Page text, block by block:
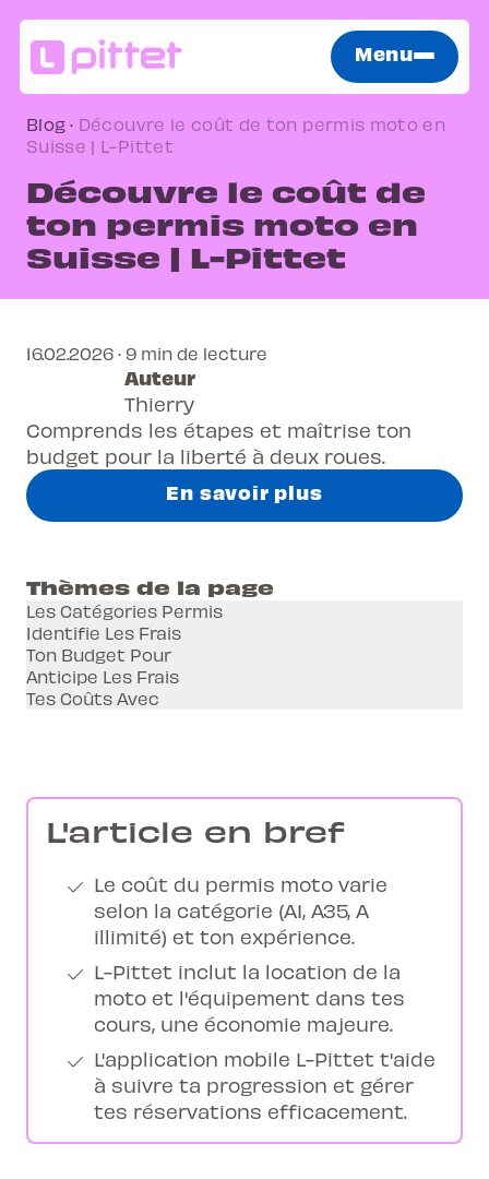
Menu
Blog · Découvre le coût de ton permis moto en
Suisse | L-Pittet
Découvre le coût de
ton permis moto en
Suisse | L-Pittet
Comprends les étapes et maîtrise ton
budget pour la liberté à deux roues.
En savoir plus
16.02.2026 · 9 min de lecture
Auteur
Thierry
Thèmes de la page
Les Catégories Permis
Identifie Les Frais
Ton Budget Pour
Anticipe Les Frais
Tes Coûts Avec
L'article en bref
Le coût du permis moto varie
selon la catégorie (A1, A35, A
illimité) et ton expérience.
L-Pittet inclut la location de la
moto et l'équipement dans tes
cours, une économie majeure.
L'application mobile L-Pittet t'aide
à suivre ta progression et gérer
tes réservations efficacement.